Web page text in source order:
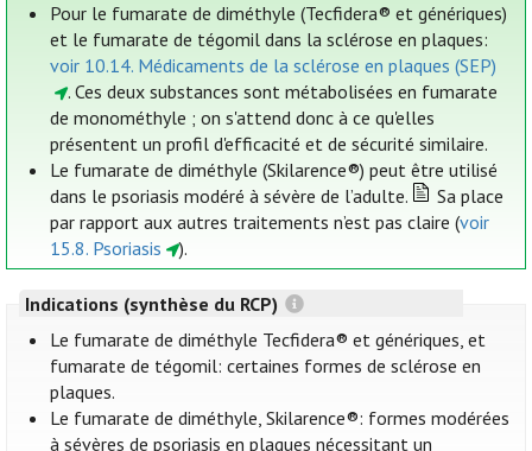
Pour le fumarate de diméthyle (Tecfidera® et génériques)
et le fumarate de tégomil dans la sclérose en plaques:
voir 10.14. Médicaments de la sclérose en plaques (SEP)
. Ces deux substances sont métabolisées en fumarate
de monométhyle ; on s'attend donc à ce qu'elles
présentent un profil d'efficacité et de sécurité similaire.
Le fumarate de diméthyle (Skilarence®) peut être utilisé
dans le psoriasis modéré à sévère de l’adulte.
Sa place
par rapport aux autres traitements n’est pas claire (voir
15.8. Psoriasis
).
Indications (synthèse du RCP)
Le fumarate de diméthyle Tecfidera® et génériques, et
fumarate de tégomil: certaines formes de sclérose en
plaques.
Le fumarate de diméthyle, Skilarence®: formes modérées
à sévères de psoriasis en plaques nécessitant un